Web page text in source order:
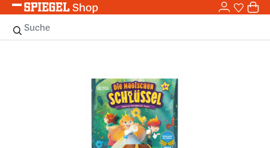
Zum Hauptinhalt springen 0
Suche